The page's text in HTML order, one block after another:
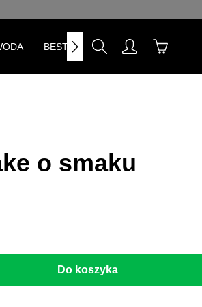
BESTSELLERY
o smaku
ilość lub użyj
Do koszyka